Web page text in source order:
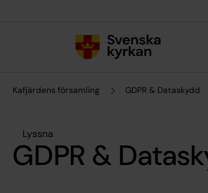
Kafjärdens församling GDPR & Dataskydd
Lyssna
GDPR &